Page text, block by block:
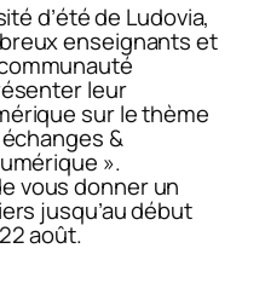
d’été de Ludovia,
enseignants et
leur
sur le thème
&
».
vous donner un
jusqu’au début
août.